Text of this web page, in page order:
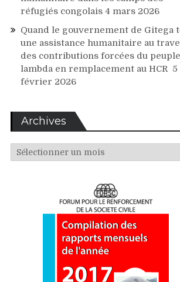
réfugiés congolais 4 mars 2026
Quand le gouvernement de Gitega
une assistance humanitaire au
des contributions forcées du peuple
lambda en remplacement au HCR 5
février 2026
Archives
Archives